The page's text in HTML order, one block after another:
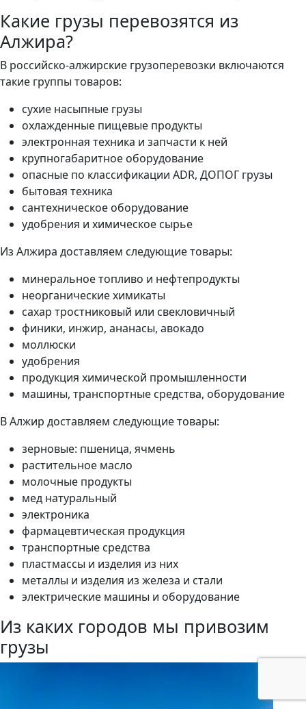
Какие грузы перевозятся из
Алжира?
В российско-алжирские грузоперевозки включаются
такие группы товаров:
сухие насыпные грузы
охлажденные пищевые продукты
электронная техника и запчасти к ней
крупногабаритное оборудование
опасные по классификации ADR, ДОПОГ грузы
бытовая техника
сантехническое оборудование
удобрения и химическое сырье
Из Алжира доставляем следующие товары:
минеральное топливо и нефтепродукты
неорганические химикаты
сахар тростниковый или свекловичный
финики, инжир, ананасы, авокадо
моллюски
удобрения
продукция химической промышленности
машины, транспортные средства, оборудование
В Алжир доставляем следующие товары:
зерновые: пшеница, ячмень
растительное масло
молочные продукты
мед натуральный
электроника
фармацевтическая продукция
транспортные средства
пластмассы и изделия из них
металлы и изделия из железа и стали
электрические машины и оборудование
Из каких городов мы привозим
грузы